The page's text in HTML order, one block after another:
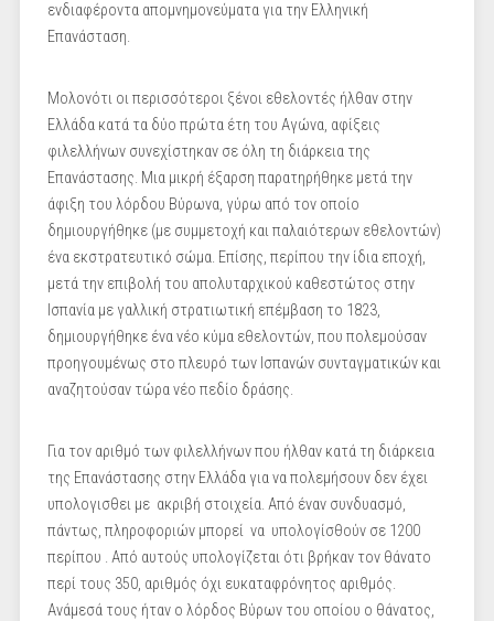
ενδιαφέροντα απομνημονεύματα για την Ελληνική
Επανάσταση.
Μολονότι οι περισσότεροι ξένοι εθελοντές ήλθαν στην
Ελλάδα κατά τα δύο πρώτα έτη του Αγώνα, αφίξεις
φιλελλήνων συνεχίστηκαν σε όλη τη διάρκεια της
Επανάστασης. Μια μικρή έξαρση παρατηρήθηκε μετά την
άφιξη του λόρδου Βύρωνα, γύρω από τον οποίο
δημιουργήθηκε (με συμμετοχή και παλαιότερων εθελοντών)
ένα εκστρατευτικό σώμα. Επίσης, περίπου την ίδια εποχή,
μετά την επιβολή του απολυταρχικού καθεστώτος στην
Ισπανία με γαλλική στρατιωτική επέμβαση το 1823,
δημιουργήθηκε ένα νέο κύμα εθελοντών, που πολεμούσαν
προηγουμένως στο πλευρό των Ισπανών συνταγματικών και
αναζητούσαν τώρα νέο πεδίο δράσης.
Για τον αριθμό των φιλελλήνων που ήλθαν κατά τη διάρκεια
της Επανάστασης στην Ελλάδα για να πολεμήσουν δεν έχει
υπολογισθει με ακριβή στοιχεία. Από έναν συνδυασμό,
πάντως, πληροφοριών μπορεί να υπολογίσθούν σε 1200
περίπου . Από αυτούς υπολογίζεται ότι βρήκαν τον θάνατο
περί τους 350, αριθμός όχι ευκαταφρόνητος αριθμός.
Ανάμεσά τους ήταν ο λόρδος Βύρων του οποίου ο θάνατος,